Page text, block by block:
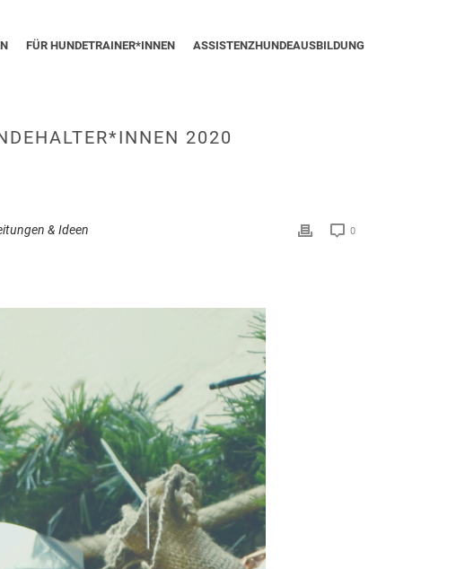
FÜR HUNDETRAINER*INNEN ASSISTENZHUNDEAUSBILDUNG
2020
& Ideen 0